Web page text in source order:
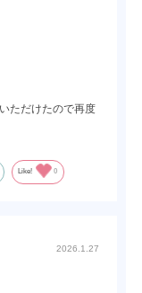
ただけたので再度
Like! 0
2026.1.27